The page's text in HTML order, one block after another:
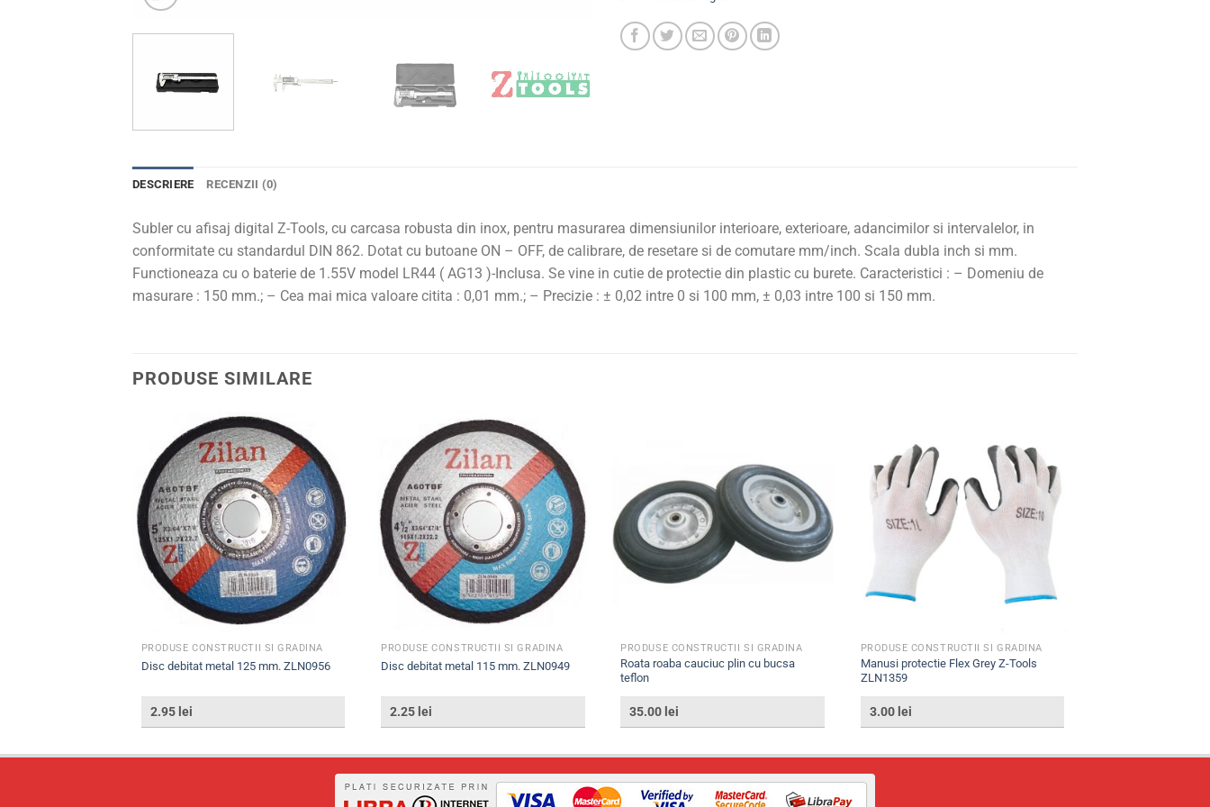
DESCRIERE RECENZII (0)
Subler cu afisaj digital Z-Tools, cu carcasa robusta din inox, pentru masurarea dimensiunilor interioare, exterioare, adancimilor si intervalelor, in
conformitate cu standardul DIN 862. Dotat cu butoane ON – OFF, de calibrare, de resetare si de comutare mm/inch. Scala dubla inch si mm.
Functioneaza cu o baterie de 1.55V model LR44 ( AG13 )-Inclusa. Se vine in cutie de protectie din plastic cu burete. Caracteristici : – Domeniu de
masurare : 150 mm.; – Cea mai mica valoare citita : 0,01 mm.; – Precizie : ± 0,02 intre 0 si 100 mm, ± 0,03 intre 100 si 150 mm.
PRODUSE SIMILARE
PRODUSE CONSTRUCTII SI GRADINA
Disc debitat metal 125 mm. ZLN0956
2.95 lei
PRODUSE CONSTRUCTII SI GRADINA
Disc debitat metal 115 mm. ZLN0949
2.25 lei
PRODUSE CONSTRUCTII SI GRADINA
Roata roaba cauciuc plin cu bucsa
teflon
35.00 lei
PRODUSE CONSTRUCTII SI GRADINA
Manusi protectie Flex Grey Z-Tools
ZLN1359
3.00 lei